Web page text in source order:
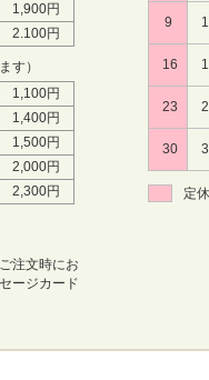
1,900円
2.100円
す）
1,100円
1,400円
1,500円
2,000円
2,300円
注文時にお
ージカード
9
16
23
30
定